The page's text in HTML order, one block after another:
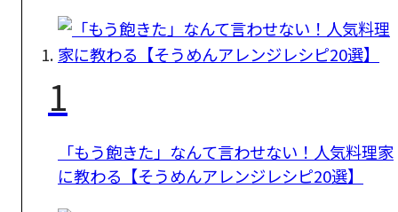
1
「もう飽きた」なんて言わせない！人気料理家
に教わる【そうめんアレンジレシピ20選】